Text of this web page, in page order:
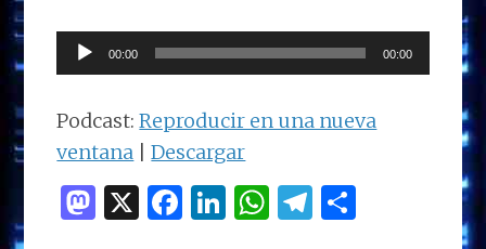
Reproductor
de
audio
00:00 00:00
Podcast:Reproducir en una nueva
ventana |Descargar
M X F
Li W T